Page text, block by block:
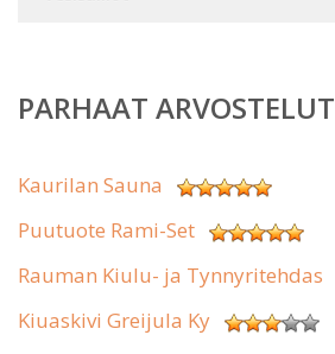
PARHAAT ARVOSTELUT
Kaurilan Sauna
Puutuote Rami-Set
Rauman Kiulu- ja Tynnyritehdas
Kiuaskivi Greijula Ky